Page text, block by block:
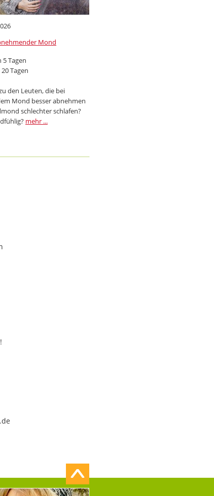
Mond
Tagen
Tagen
den Leuten, die bei
Mond besser abnehmen
schlechter schlafen?
mehr ...